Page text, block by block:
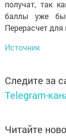
получат, так
баллы уже
Перерасчет для
Источник
Следите за
Telegram-
Читайте